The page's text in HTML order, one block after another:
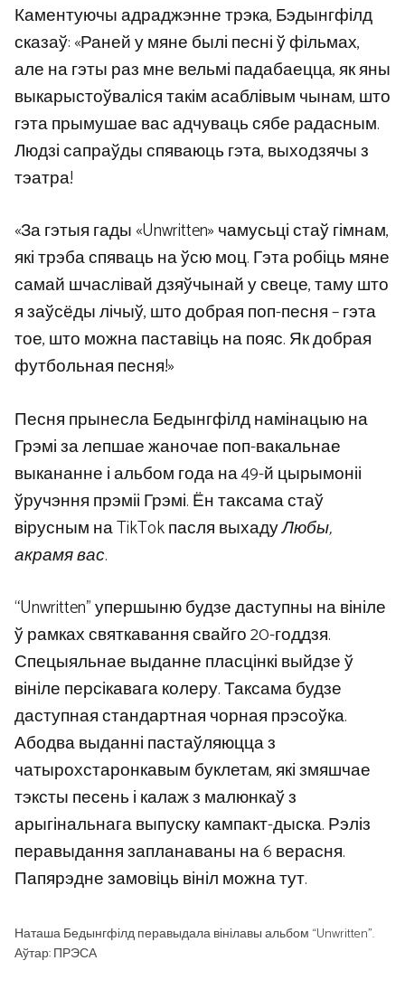
Каментуючы адраджэнне трэка, Бэдынгфілд
сказаў: «Раней у мяне былі песні ў фільмах,
але на гэты раз мне вельмі падабаецца, як яны
выкарыстоўваліся такім асаблівым чынам, што
гэта прымушае вас адчуваць сябе радасным.
Людзі сапраўды спяваюць гэта, выходзячы з
тэатра!
«За гэтыя гады «Unwritten» чамусьці стаў гімнам,
які трэба спяваць на ўсю моц. Гэта робіць мяне
самай шчаслівай дзяўчынай у свеце, таму што
я заўсёды лічыў, што добрая поп-песня – гэта
тое, што можна паставіць на пояс. Як добрая
футбольная песня!»
Песня прынесла Бедынгфілд намінацыю на
Грэмі за лепшае жаночае поп-вакальнае
выкананне і альбом года на 49-й цырымоніі
ўручэння прэміі Грэмі. Ён таксама стаў
вірусным на TikTok пасля выхадуЛюбы,
акрамя вас.
“Unwritten” упершыню будзе даступны на вініле
ў рамках святкавання свайго 20-годдзя.
Спецыяльнае выданне пласцінкі выйдзе ў
вініле персікавага колеру. Таксама будзе
даступная стандартная чорная прэсоўка.
Абодва выданні пастаўляюцца з
чатырохстаронкавым буклетам, які змяшчае
тэксты песень і калаж з малюнкаў з
арыгінальнага выпуску кампакт-дыска. Рэліз
перавыдання запланаваны на 6 верасня.
Папярэдне замовіць вініл можна тут.
Наташа Бедынгфілд перавыдала вінілавы альбом “Unwritten”.
Аўтар: ПРЭСА